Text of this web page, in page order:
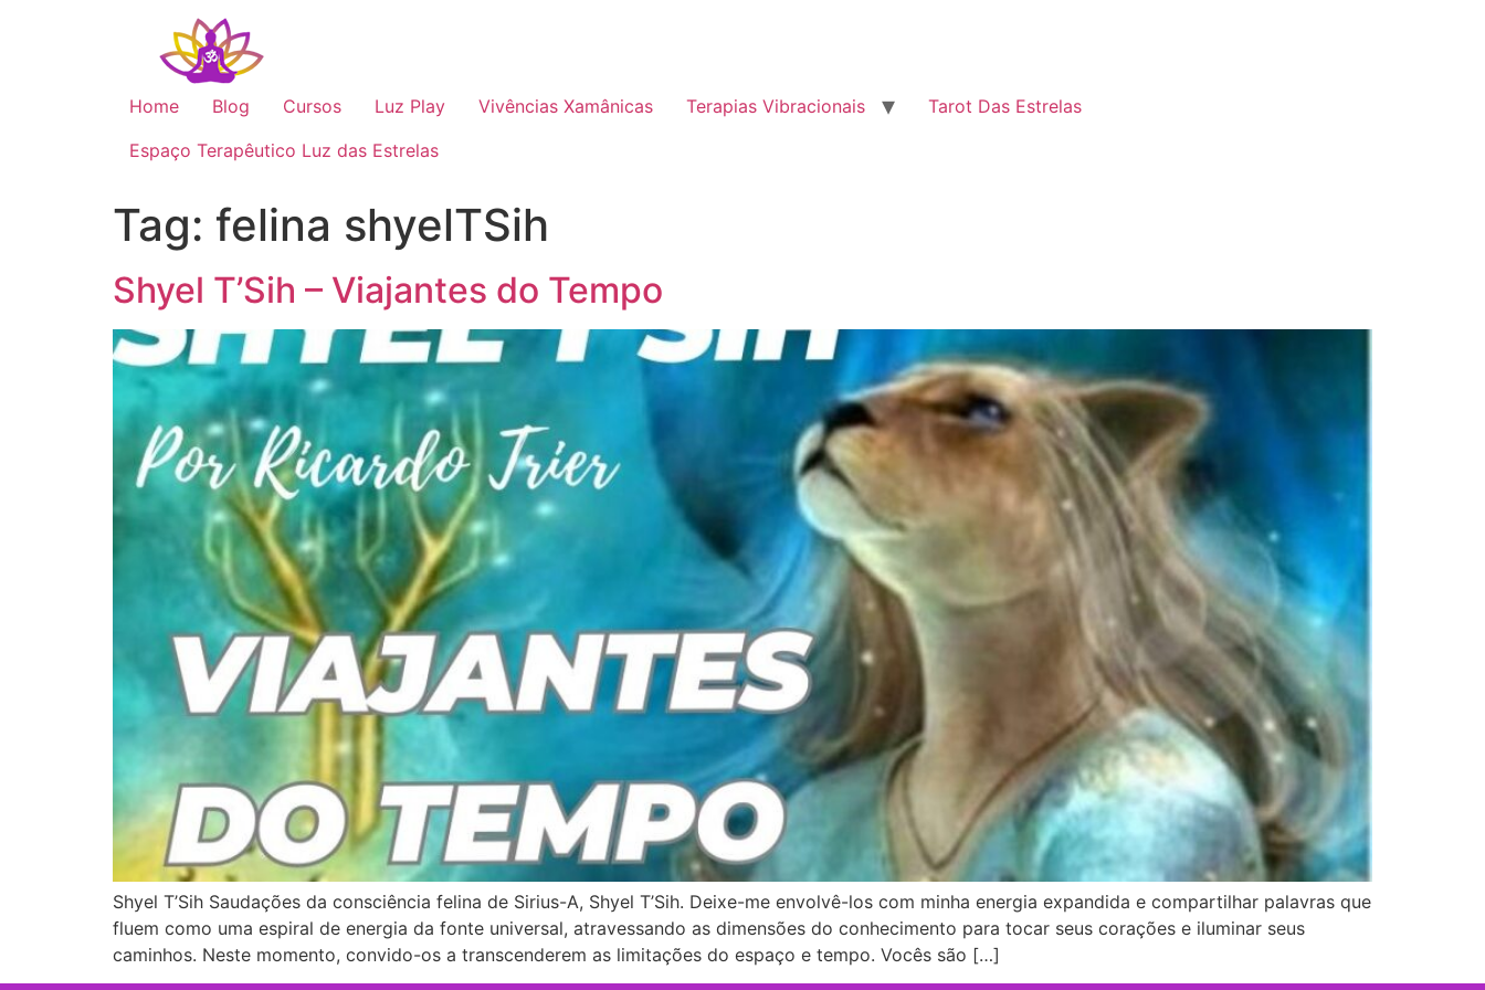
Home Blog Cursos Luz Play Vivências Xamânicas Terapias Vibracionais
Tarot Das Estrelas
Espaço Terapêutico Luz das Estrelas
Tag: felina shyelTSih
Shyel T’Sih – Viajantes do Tempo
Shyel T’Sih Saudações da consciência felina de Sirius-A, Shyel T’Sih. Deixe-me envolvê-los com minha energia expandida e compartilhar palavras que
fluem como uma espiral de energia da fonte universal, atravessando as dimensões do conhecimento para tocar seus corações e iluminar seus
caminhos. Neste momento, convido-os a transcenderem as limitações do espaço e tempo. Vocês são […]